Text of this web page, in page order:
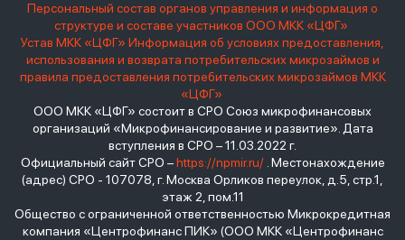
Персональный состав органов управления и информация о
структуре и составе участников ООО МКК «ЦФГ»
Устав МКК «ЦФГ» Информация об условиях предоставления,
использования и возврата потребительских микрозаймов и
правила предоставления потребительских микрозаймов МКК
«ЦФГ»
ООО МКК «ЦФГ» состоит в СРО Союз микрофинансовых
организаций «Микрофинансирование и развитие». Дата
вступления в СРО – 11.03.2022 г.
Официальный сайт СРО –https://npmir.ru/. Местонахождение
(адрес) СРО - 107078, г. Москва Орликов переулок, д.5, стр.1,
этаж 2, пом.11
Общество с ограниченной ответственностью Микрокредитная
компания «Центрофинанс ПИК» (ООО МКК «Центрофинанс